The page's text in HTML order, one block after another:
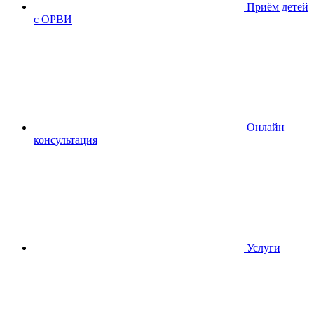
Приём детей
с ОРВИ
Онлайн
консультация
Услуги